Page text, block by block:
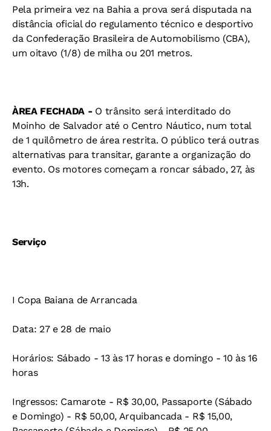
Pela primeira vez na Bahia a prova será disputada na
distância oficial do regulamento técnico e desportivo
da Confederação Brasileira de Automobilismo (CBA),
um oitavo (1/8) de milha ou 201 metros.
ÀREA FECHADA - O trânsito será interditado do
Moinho de Salvador até o Centro Náutico, num total
de 1 quilômetro de área restrita. O público terá outras
alternativas para transitar, garante a organização do
evento. Os motores começam a roncar sábado, 27, às
13h.
Serviço
I Copa Baiana de Arrancada
Data: 27 e 28 de maio
Horários: Sábado - 13 às 17 horas e domingo - 10 às 16
horas
Ingressos: Camarote - R$ 30,00, Passaporte (Sábado
e Domingo) - R$ 50,00, Arquibancada - R$ 15,00,